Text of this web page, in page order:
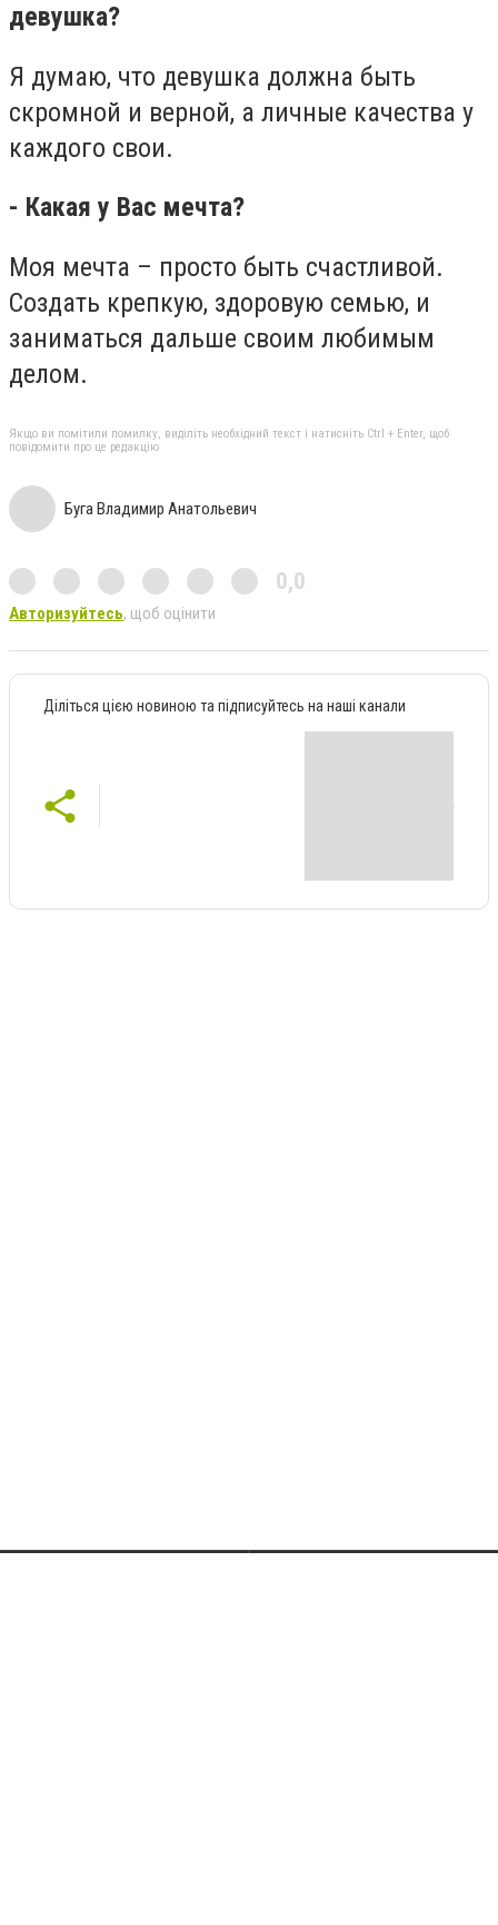
девушка?
Я думаю, что девушка должна быть
скромной и верной, а личные качества у
каждого свои.
- Какая у Вас мечта?
Моя мечта – просто быть счастливой.
Создать крепкую, здоровую семью, и
заниматься дальше своим любимым
делом.
Якщо ви помітили помилку, виділіть необхідний текст і натисніть Ctrl + Enter, щоб
повідомити про це редакцію
Буга Владимир Анатольевич
0,0
Авторизуйтесь, щоб оцінити
Діліться цією новиною та підписуйтесь на наші канали